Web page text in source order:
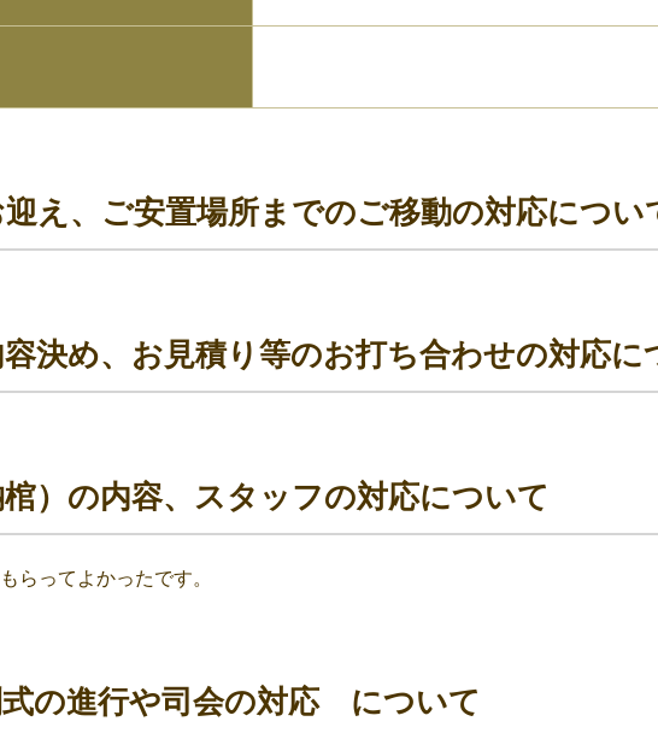
え、ご安置場所までのご移動の対応につい
決め、お見積り等のお打ち合わせの対応に
）の内容、スタッフの対応について
らってよかったです。
の進行や司会の対応 について